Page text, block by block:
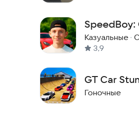
SpeedBoy:
Дедом
Казуальные ·
3,9
GT Car
Racing
Гоночные